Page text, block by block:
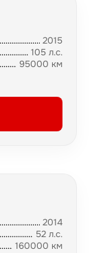
2015
105 л.с.
95000 км
2014
52 л.с.
160000 км